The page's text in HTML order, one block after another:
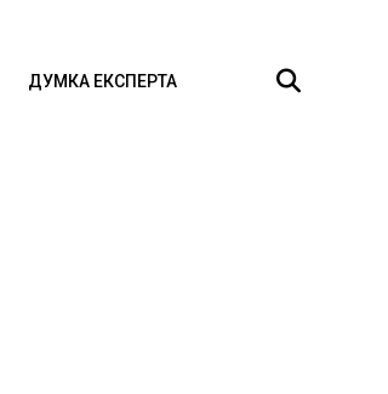
ДУМКА ЕКСПЕРТА